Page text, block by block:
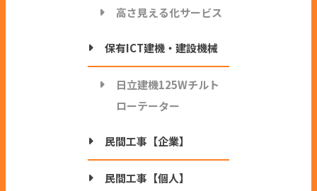
高さ見える化サービス
保有ICT建機・建設機械
日立建機125Wチルト
ローテーター
民間工事【企業】
民間工事【個人】